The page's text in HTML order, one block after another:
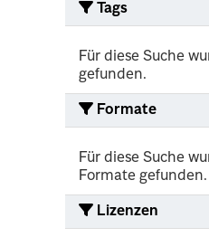
Tags
Für diese Suche
gefunden.
Formate
Für diese Suche
Formate gefunden.
Lizenzen